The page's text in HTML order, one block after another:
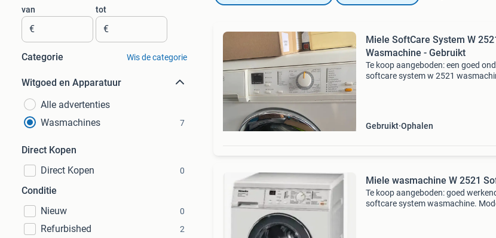
van
€
tot
€
Categorie Wis de categorie
Witgoed en Apparatuur
Alle advertenties
Wasmachines
7
Direct Kopen
Direct Kopen
0
Conditie
Nieuw
0
Refurbished 2
Miele SoftCare System W
Wasmachine - Gebruikt
Te koop aangeboden: een goed
softcare system w 2521
Gebruikt Ophalen
Miele wasmachine W 2521
Te koop aangeboden: goed
softcare system wasmachine.